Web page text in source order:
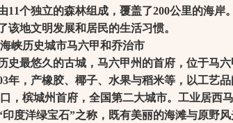
个独立的森林组成，覆盖了200公里的海岸
该地文明发展和居民的生活习惯。
历史城市马六甲和乔治市
最悠久的古城，马六甲州的首府，位于马六
年，产橡胶、椰子、水果与稻米等，以工艺
，槟城州首府，全国第二大城市。工业居西
印度洋绿宝石”之称，既有美丽的海滩与原野